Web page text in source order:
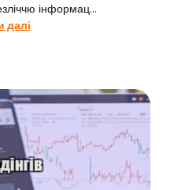
інформац...
далі